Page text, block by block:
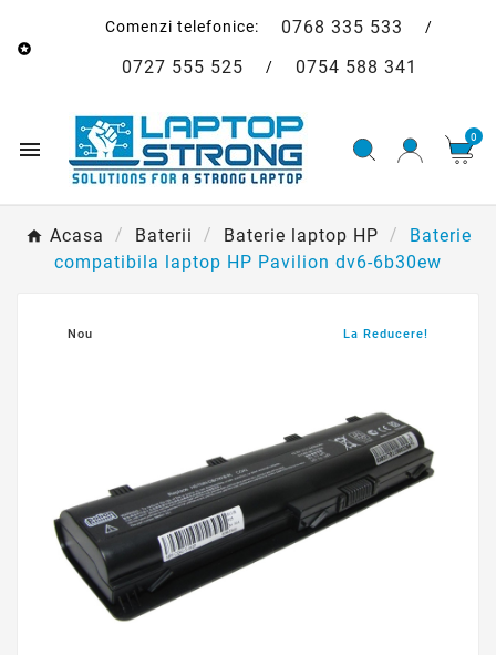

Comenzi telefonice: 0768 335 533
0727 555 525 / 0754 588 341
 0
Acasa Baterii Baterie laptop HP
Baterie
compatibila laptop HP Pavilion dv6-6b30ew
Nou La Reducere!